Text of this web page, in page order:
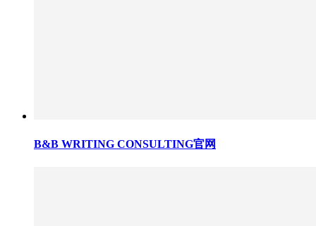
B&B WRITING CONSULTING官网